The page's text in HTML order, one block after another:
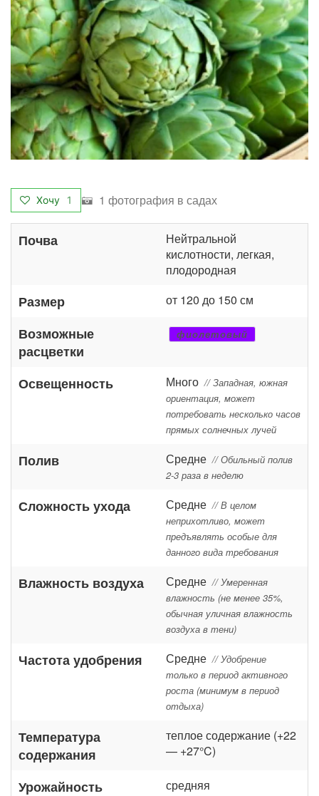
Хочу 1 1 фотография в садах
Почва
Нейтральной
кислотности, легкая,
плодородная
Размер от 120 до 150 см
Возможные
расцветки
фиолетовый
Освещенность Много // Западная, южная
ориентация, может
потребовать несколько часов
прямых солнечных лучей
Полив Средне // Обильный полив
2-3 раза в неделю
Сложность ухода Средне // В целом
неприхотливо, может
предъявлять особые для
данного вида требования
Влажность воздуха Средне // Умеренная
влажность (не менее 35%,
обычная уличная влажность
воздуха в тени)
Частота удобрения Средне // Удобрение
только в период активного
роста (минимум в период
отдыха)
Температура
содержания
теплое содержание (+22
— +27°C)
Урожайность средняя